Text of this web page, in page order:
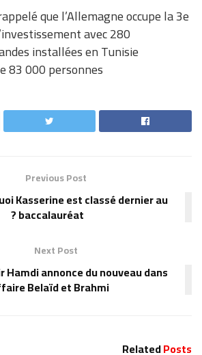
que l’Allemagne occupe la 3e
avec 280
installées en Tunisie
83 000 personnes.
Previous Post
Kasserine est classé dernier au
baccalauréat ?
Next Post
Hamdi annonce du nouveau dans
Belaïd et Brahmi
RelatedPosts